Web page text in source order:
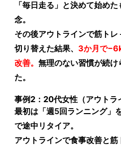
「毎日走る」と決めて始め
念。
その後アウトラインで筋ト
切り替えた結果、 3か月で
改善。無理のない習慣が続
た。
事例2：20代女性（アウトラ
最初は「週5回ランニング」
で途中リタイア。
アウトラインで食事改善と